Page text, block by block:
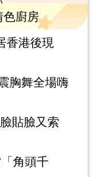
色廚房
香港後現
胸舞全場嗨
貼臉又索
角頭千